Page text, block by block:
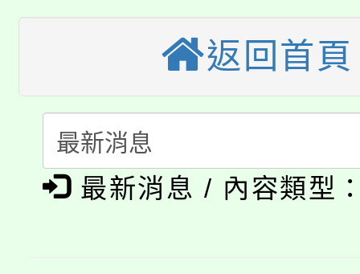
視費優惠，中低收入戶
半價優惠，詳情可洽有
者。
大園自造教育及科技中
份教師增能研習
大溪自造教育及科技
份教師研習
淨零綠生活教案入校路
會
115年食農教育專業人
程
「本色祭」8/29、30在
返回首頁
最新消息 / 內容類型